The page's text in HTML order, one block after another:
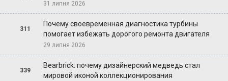
31 липня 2026
311
Почему своевременная диагностика турбины
помогает избежать дорогого ремонта двигателя
29 липня 2026
339
Bearbrick: почему дизайнерский медведь стал
мировой иконой коллекционирования